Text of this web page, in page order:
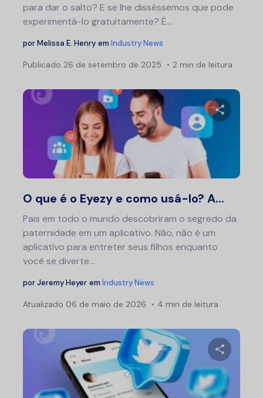
para dar o salto? E se lhe disséssemos que pode
experimentá-lo gratuitamente? É...
porMelissa E. Henry em Industry News
Publicado 26 de setembro de 2025 2 min de leitura
O que é o Eyezy e como usá-lo? A...
Pais em todo o mundo descobriram o segredo da
paternidade em um aplicativo. Não, não é um
aplicativo para entreter seus filhos enquanto
você se diverte...
porJeremy Heyer em Industry News
Atualizado 06 de maio de 2026 4 min de leitura